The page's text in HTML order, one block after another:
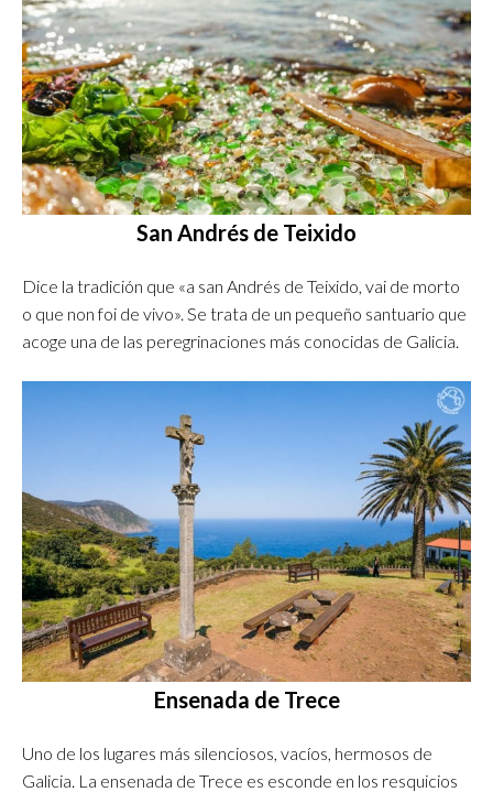
San Andrés de Teixido
Dice la tradición que «a san Andrés de Teixido, vai de morto
o que non foi de vivo». Se trata de un pequeño santuario que
acoge una de las peregrinaciones más conocidas de Galicia.
Ensenada de Trece
Uno de los lugares más silenciosos, vacíos, hermosos de
Galicia. La ensenada de Trece es esconde en los resquicios